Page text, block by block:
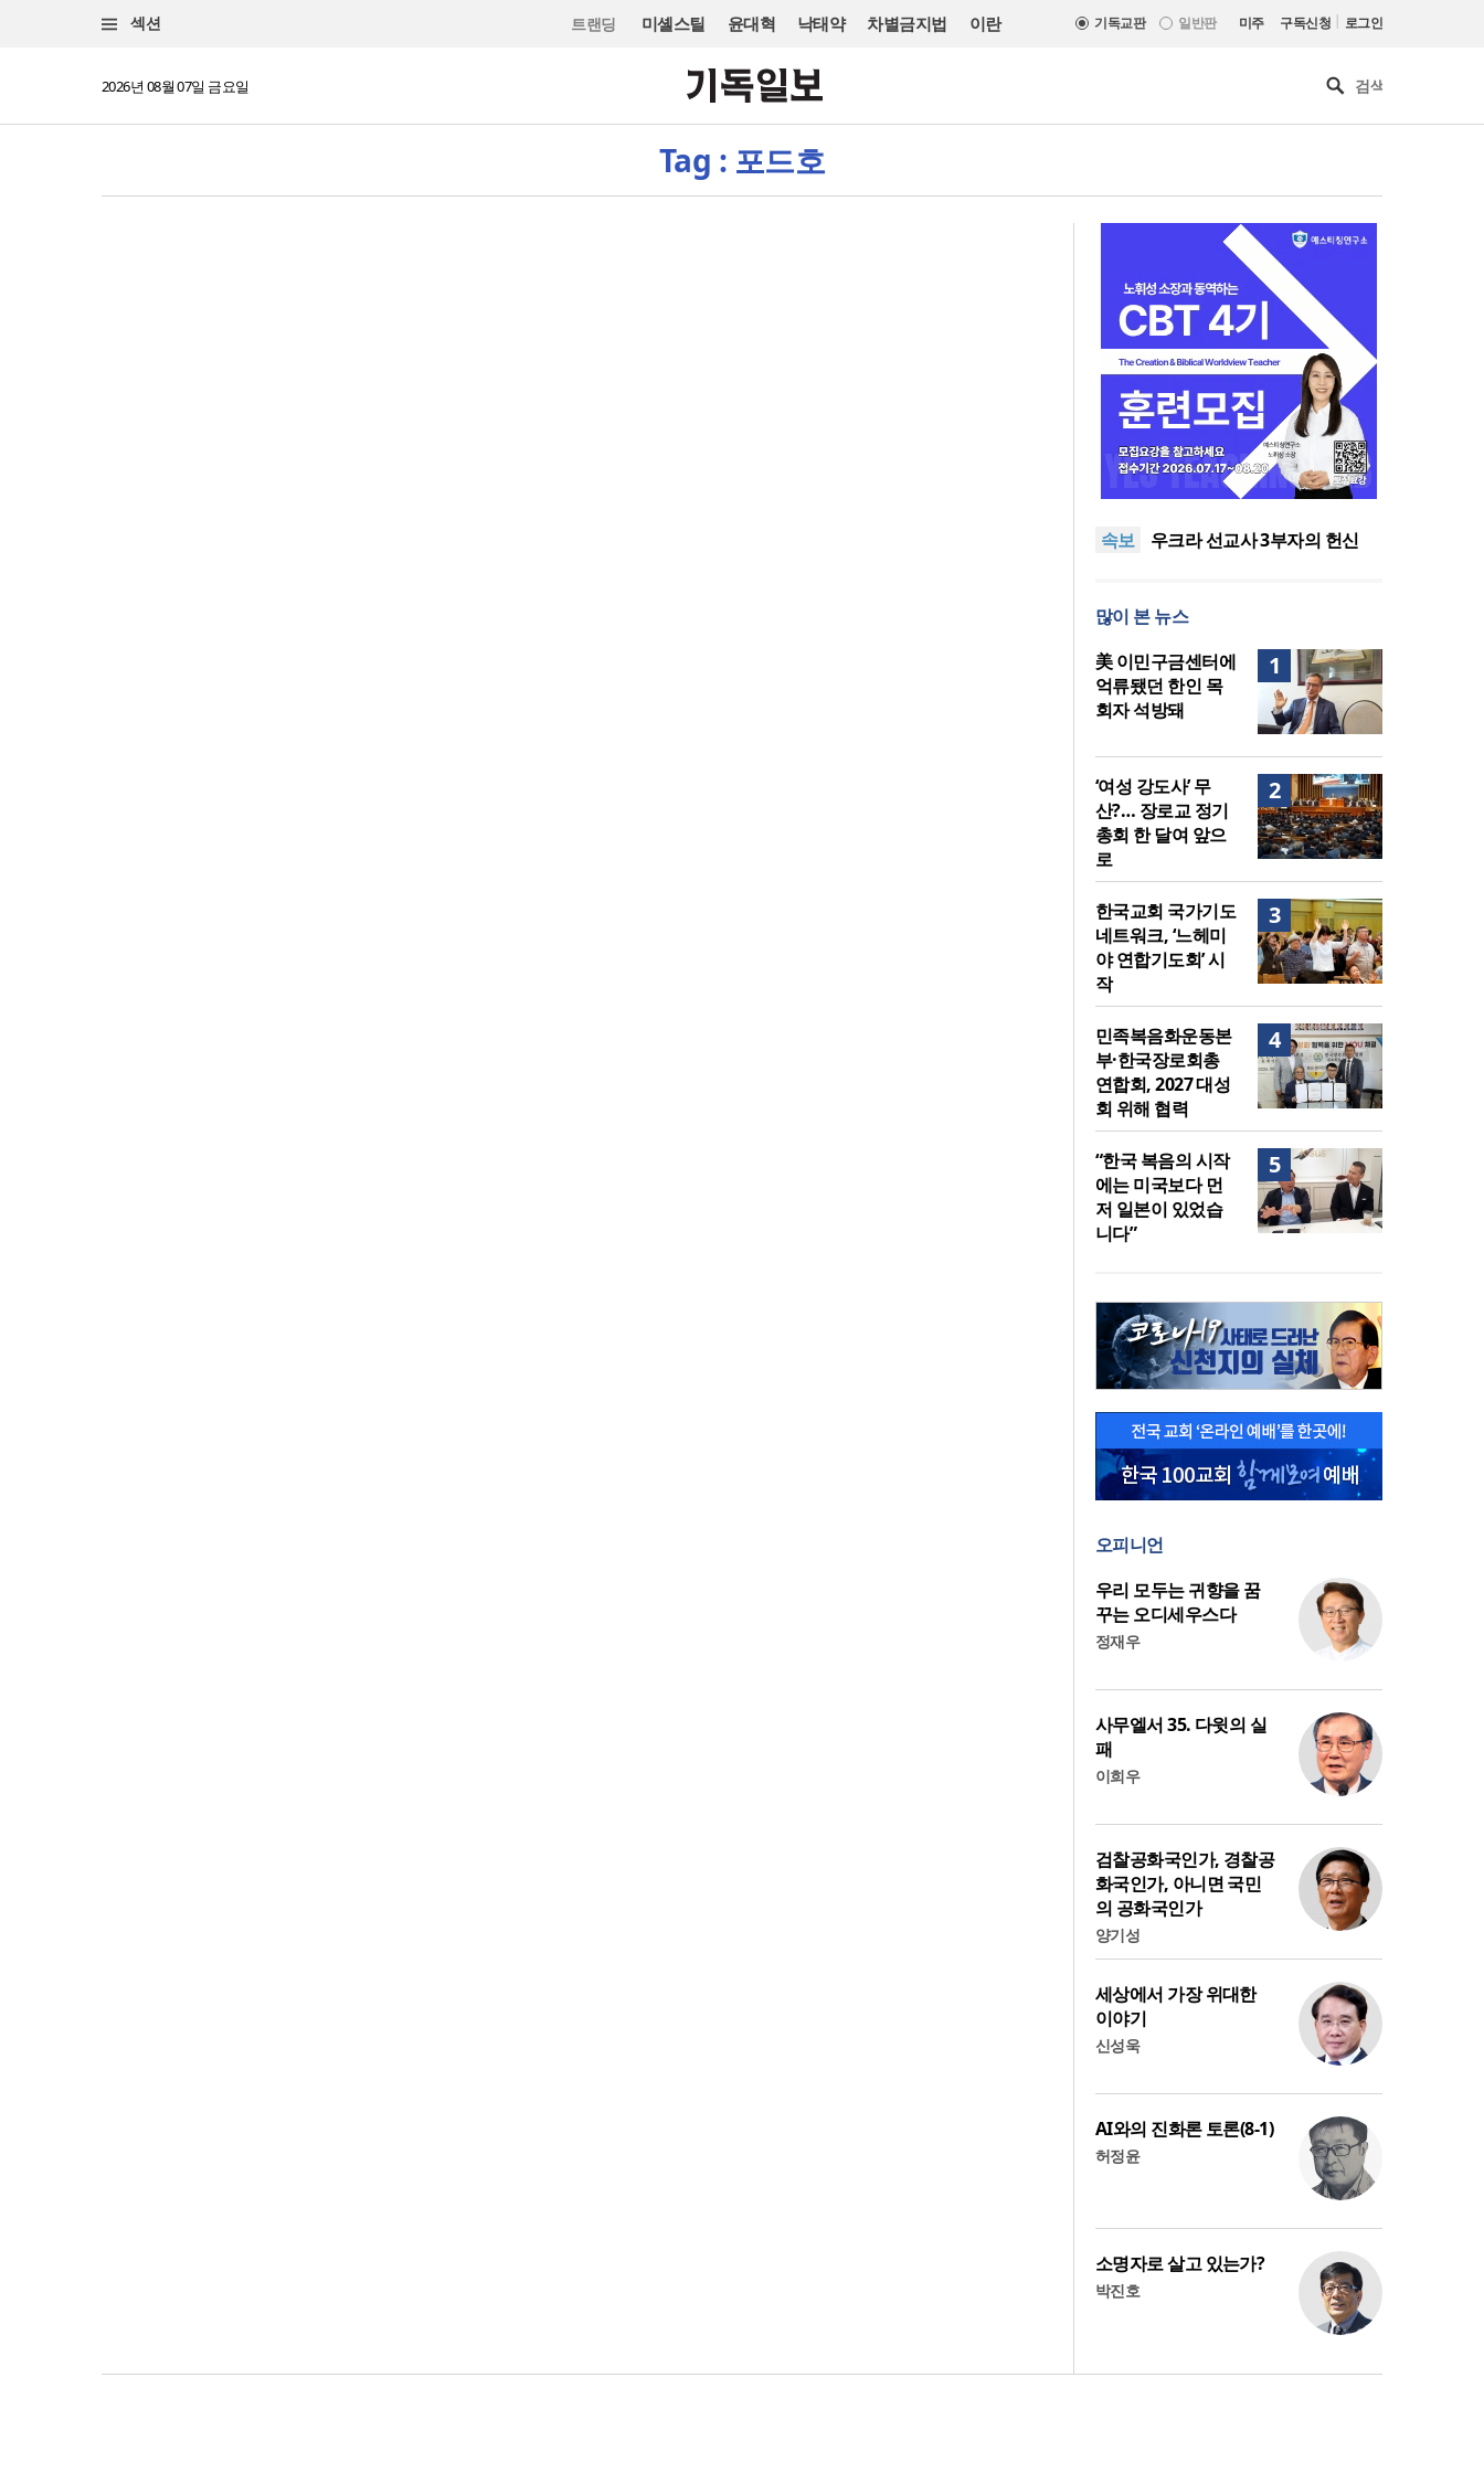
섹션 트랜딩 미셸스틸 윤대혁 낙태약 차별금지법 이란 기독교판 일반판 미주 구독신청 | 로그인
2026년 08월 07일 금요일
Tag : 포드호
속보
[최원호 목사의 영혼의 양식 63]
까?
한인 목회자 석방돼
우크라 선교사 3부자의 헌신
지법 시행… 기독교계 강력 반
[최원호 목사의 영혼의 양식 63]
말씀은 같은데 왜 열매는 다를
까?
美 이민구금센터에 억류됐던
한인 목회자 석방돼
많이 본 뉴스
1
美 이민구금센터에
억류됐던 한인 목
회자 석방돼
2
‘여성 강도사’ 무
산?… 장로교 정기
총회 한 달여 앞으
로
3
한국교회 국가기도
네트워크, ‘느헤미
야 연합기도회’ 시
작
4
민족복음화운동본
부·한국장로회총
연합회, 2027 대성
회 위해 협력
5
“한국 복음의 시작
에는 미국보다 먼
저 일본이 있었습
니다”
오피니언
우리 모두는 귀향을 꿈
꾸는 오디세우스다
정재우
사무엘서 35. 다윗의 실
패
이희우
검찰공화국인가, 경찰공
화국인가, 아니면 국민
의 공화국인가
양기성
세상에서 가장 위대한
이야기
신성욱
AI와의 진화론 토론(8-1)
허정윤
소명자로 살고 있는가?
박진호